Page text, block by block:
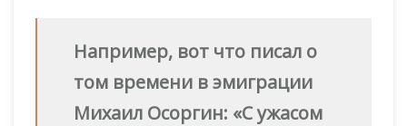
Например, вот что писал о
том времени в эмиграции
Михаил Осоргин: «С ужасом